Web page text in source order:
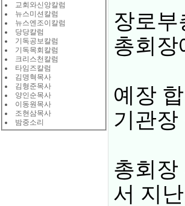
교회와신앙칼럼
뉴스미션칼럼
뉴스엔조이칼럼
당당칼럼
기독공보칼럼
기독목회칼럼
크리스천칼럼
타임즈칼럼
김명혁목사
김형준목사
양인순목사
이동원목사
조현삼목사
밤중소리
장로부
총회장
예장
기관장
총회장
서 지